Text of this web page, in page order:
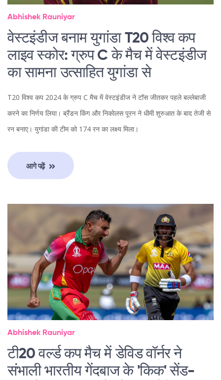
Abhishek Rauniyar
वेस्टइंडीज बनाम युगांडा T20 विश्व कप
लाइव स्कोर: ग्रुप C के मैच में वेस्टइंडीज
का सामना उत्साहित युगांडा से
T20 विश्व कप 2024 के ग्रुप C मैच में वेस्टइंडीज ने टॉस जीतकर पहले बल्लेबाजी
करने का निर्णय लिया। ब्रैंडन किंग और निकोलस पूरन ने धीमी शुरुआत के बाद तेजी से
रन बनाए। युगांडा की टीम को 174 रन का लक्ष्य मिला।
आगे पढ़ें
Abhishek Rauniyar
टी20 वर्ल्ड कप मैच में डेविड वॉर्नर ने
संभाली भारतीय गेंदबाज के 'किक' सेंड-